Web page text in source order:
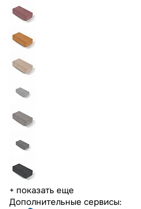
+ показать еще
Дополнительные сервисы: